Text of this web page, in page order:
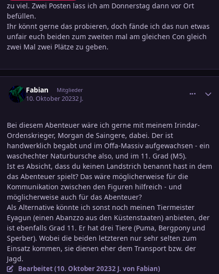
zu viel. Zwei Posten lass ich am Donnerstag dann vor Ort
befüllen.
Ihr könnt gerne das probieren, doch fände ich das nun etwas
unfair euch beiden zum zweiten mal am gleichen Con gleich
zwei Mal zwei Plätze zu geben.
Fabian Mitglieder
10. Oktober 20232 J.
Bei diesem Abenteuer wäre ich gerne mit meinem Irindar-
Ordenskrieger, Morgan de Saingere, dabei. Der ist
handwerklich begabt und im Offa-Massiv aufgewachsen - ein
waschechter Naturbursche also, und im 11. Grad (M5).
Ist es Absicht, dass du keinen Landstrich benannt hast in dem
das Abenteuer spielt? Das wäre möglicherweise für die
Kommunikation zwischen den Figuren hilfreich - und
möglicherweise auch für das Abenteuer?
Als Alternative könnte ich sonst noch meinen Tiermeister
Eyagun (einen Abanzzo aus den Küstenstaaten) anbieten, der
ist ebenfalls Grad 11. Er hat drei Tiere (Puma, Bergpony und
Sperber). Wobei die beiden letzteren nur sehr selten zum
Einsatz kommen, sie dienen eher dem Transport bzw. der
Jagd.
Bearbeitet (10. Oktober 20232 J. von Fabian)